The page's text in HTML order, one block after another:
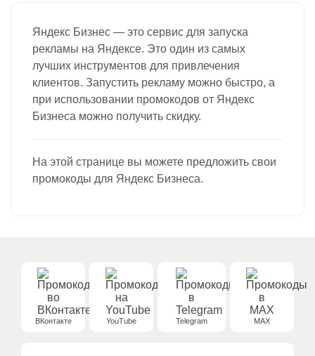
Яндекс Бизнес — это сервис для запуска
рекламы на Яндексе. Это один из самых
лучших инструментов для привлечения
клиентов. Запустить рекламу можно быстро, а
при использовании промокодов от Яндекс
Бизнеса можно получить скидку.
На этой странице вы можете предложить свои
промокоды для Яндекс Бизнеса.
ВКонтакте YouTube Telegram MAX